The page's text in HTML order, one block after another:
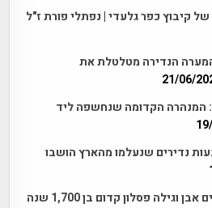
של קיבוץ כפר גלעדי | נפתלי פורת ז"ל
הנדירה מטלטלת את
21/06/
הקדומה שנחשפה ליד
נדירים שנעלמו מהארץ הושבו
פסלון קדום בן 1,700 שנה